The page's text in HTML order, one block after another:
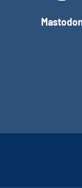
Mastodon